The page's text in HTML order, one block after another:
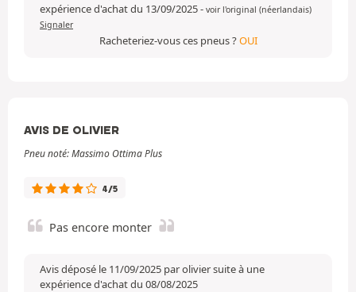
expérience d'achat du 13/09/2025- voir l'original (néerlandais)
Signaler
Racheteriez-vous ces pneus ?OUI
AVIS DE OLIVIER
Pneu noté: Massimo Ottima Plus
4/5
Pas encore monter
Avis déposé le 11/09/2025 par olivier suite à une
expérience d'achat du 08/08/2025